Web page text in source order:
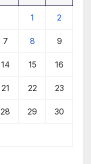
1 2
7 8 9
14 15 16
21 22 23
28 29 30